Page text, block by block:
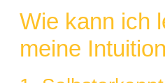
Wie kann ich
meine